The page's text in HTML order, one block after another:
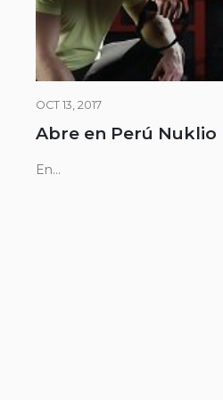
OCT 13, 2017
Abre en Perú
En...